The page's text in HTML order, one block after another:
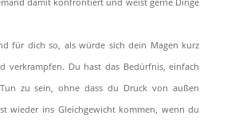
für dich so, als würde sich dein Magen kurz
verkrampfen. Du hast das Bedürfnis, einfach
zu sein, ohne dass du Druck von außen
wieder ins Gleichgewicht kommen, wenn du